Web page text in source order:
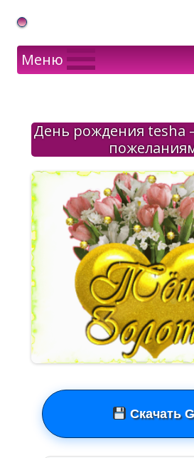
Gif Открытки в подарок
Меню
День рождения tesha
Скачать